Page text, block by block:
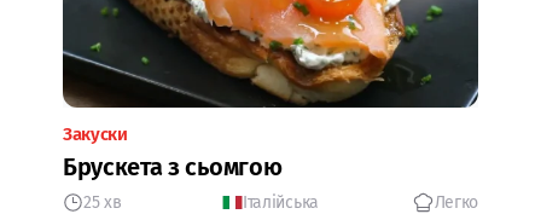
Закуски
Брускета з сьомгою
25 хв Італійська Легко